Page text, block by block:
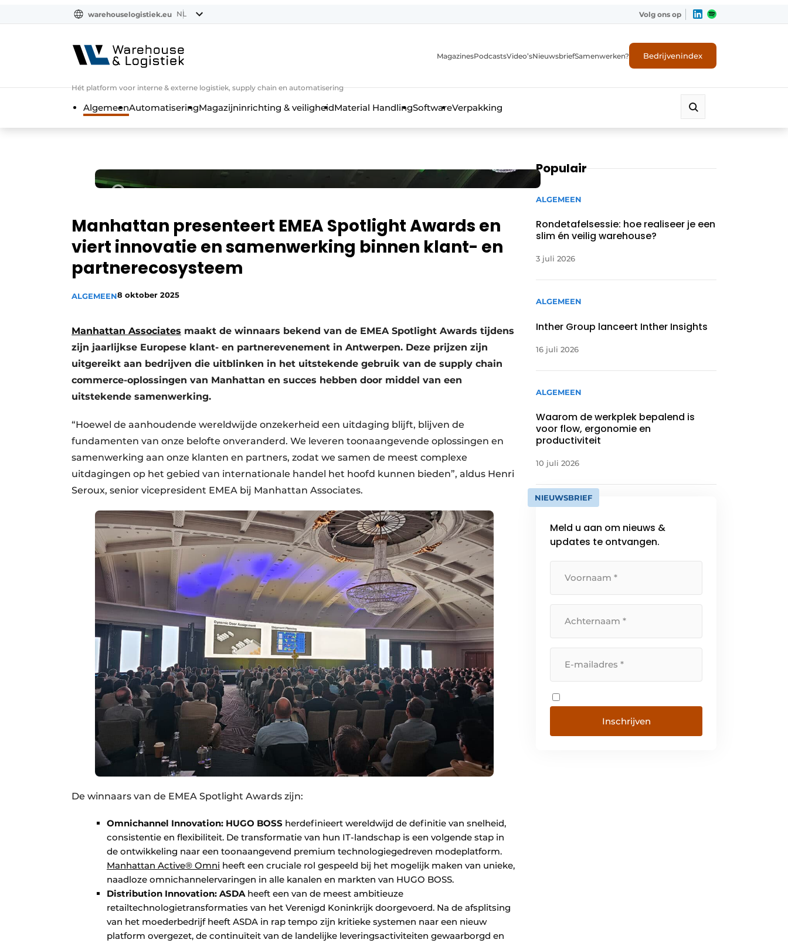
warehouselogistiek.eu NL Volg ons op
Hét platform voor interne & externe logistiek, supply chain en automatisering
MagazinesPodcastsVideo’sNieuwsbriefSamenwerken? Bedrijvenindex
AlgemeenAutomatiseringMagazijninrichting & veiligheidMaterial HandlingSoftwareVerpakking
Manhattan presenteert EMEA Spotlight Awards en
viert innovatie en samenwerking binnen klant- en
partnerecosysteem
ALGEMEEN8 oktober 2025
Manhattan Associates maakt de winnaars bekend van de EMEA Spotlight Awards tijdens
zijn jaarlijkse Europese klant- en partnerevenement in Antwerpen. Deze prijzen zijn
uitgereikt aan bedrijven die uitblinken in het uitstekende gebruik van de supply chain
commerce-oplossingen van Manhattan en succes hebben door middel van een
uitstekende samenwerking.
“Hoewel de aanhoudende wereldwijde onzekerheid een uitdaging blijft, blijven de
fundamenten van onze belofte onveranderd. We leveren toonaangevende oplossingen en
samenwerking aan onze klanten en partners, zodat we samen de meest complexe
uitdagingen op het gebied van internationale handel het hoofd kunnen bieden”, aldus Henri
Seroux, senior vicepresident EMEA bij Manhattan Associates.
De winnaars van de EMEA Spotlight Awards zijn:
Omnichannel Innovation: HUGO BOSS herdefinieert wereldwijd de definitie van snelheid,
consistentie en flexibiliteit. De transformatie van hun IT-landschap is een volgende stap in
de ontwikkeling naar een toonaangevend premium technologiegedreven modeplatform.
Manhattan Active® Omni heeft een cruciale rol gespeeld bij het mogelijk maken van unieke,
naadloze omnichannelervaringen in alle kanalen en markten van HUGO BOSS.
Distribution Innovation: ASDAheeft een van de meest ambitieuze
retailtechnologietransformaties van het Verenigd Koninkrijk doorgevoerd. Na de afsplitsing
van het moederbedrijf heeft ASDA in rap tempo zijn kritieke systemen naar een nieuw
platform overgezet, de continuïteit van de landelijke leveringsactiviteiten gewaarborgd en
Populair
ALGEMEEN
Rondetafelsessie: hoe realiseer je een
slim én veilig warehouse?
3 juli 2026
ALGEMEEN
Inther Group lanceert Inther Insights
16 juli 2026
ALGEMEEN
Waarom de werkplek bepalend is
voor flow, ergonomie en
productiviteit
10 juli 2026
NIEUWSBRIEF
Meld u aan om nieuws &
updates te ontvangen.
Inschrijven